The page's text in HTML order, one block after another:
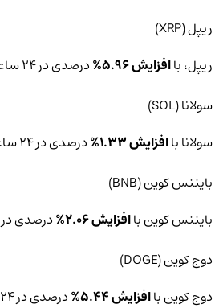
ریپل (XRP)
ریپل، باافزایش 5.96% درصدی در 24 ساعت گذشته، حجم معاملات بالایی دارد.‌ قیمت فعلی ریپل
سولانا (SOL)
سولانا باافزایش 1.33% درصدی در 24 ساعت گذشته، رتبه پنجم در این لیست را دارد.‌ قیمت فعلی سولانا
بایننس کوین (BNB)
بایننس کوین باافزایش 2.06% درصدی در 24 ساعت گذشته، رتبه پنجم در این لیست را دارد.‌ قیمت فعلی بایننس کوین
دوج‌ کوین (DOGE)
دوج‌ کوین باافزایش 5.44% درصدی در 24 ساعت گذشته، یکی از ارزهای دیجیتال مورد توجه سرمایه‌گذاران است و حجم معاملات بالایی دارد. قیمت فعلی دوج‌ کوین